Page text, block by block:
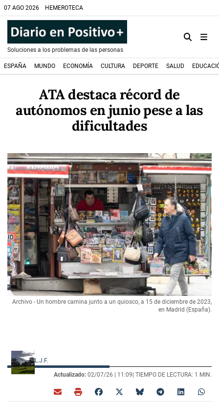
07 AGO 2026 HEMEROTECA
Soluciones a los problemas de las personas
ESPAÑA MUNDO ECONOMÍA CULTURA DEPORTE SALUD
ATA destaca récord de
autónomos en junio pese a las
dificultades
Archivo - Un hombre camina junto a un quiosco, a 15 de diciembre de 2023,
en Madrid (España).
L.J.F.
Actualizado: 02/07/26 | 11:09| TIEMPO DE LECTURA: 1 MIN.